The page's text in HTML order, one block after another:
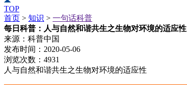
TOP
首页 > 知识 > 一句话科普
每日科普：人与自然和谐共生之生物对环境的适应性
来源： 科普中国
发布时间： 2020-05-06
浏览次数： 4931
人与自然和谐共生之生物对环境的适应性